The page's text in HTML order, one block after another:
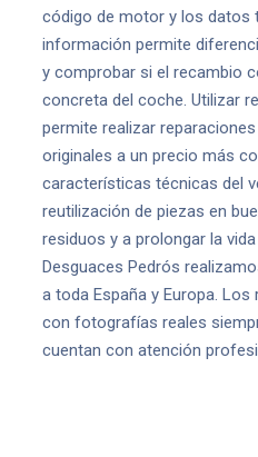
código de motor y los datos
información permite
y comprobar si el recambio
concreta del coche. Utilizar
permite realizar
originales a un precio más
características técnicas del
reutilización de piezas en
residuos y a prolongar la
Desguaces Pedrós
a toda España y Europa.
con fotografías reales
cuentan con atención